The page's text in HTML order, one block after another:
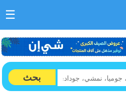
☰
بحث